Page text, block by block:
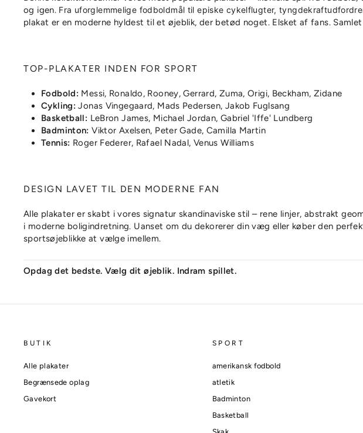
og igen. Fra uforglemmelige fodboldmål til episke cykelflugter,
plakat er en moderne hyldest til et øjeblik, der betød noget. Elsket af fans.
TOP-PLAKATER INDEN FOR SPORT
Fodbold: Messi, Ronaldo, Rooney, Gerrard, Zuma, Origi, Beckham, Zidane
Cykling: Jonas Vingegaard, Mads Pedersen, Jakob Fuglsang
Basketball: LeBron James, Michael Jordan, Gabriel 'Iffe' Lundberg
Badminton: Viktor Axelsen, Peter Gade, Camilla Martin
Tennis: Roger Federer, Rafael Nadal, Venus Williams
DESIGN LAVET TIL DEN MODERNE FAN
Alle plakater er skabt i vores signatur skandinaviske stil – rene linjer, abstrakt
i moderne boligindretning. Uanset om du dekorerer din væg eller køber den
sportsøjeblikke at vælge imellem.
Opdag det bedste. Vælg dit øjeblik. Indram spillet.
BUTIK
Alle plakater
Begrænsede oplag
Gavekort
SPORT
amerikansk fodbold
atletik
Badminton
Basketball